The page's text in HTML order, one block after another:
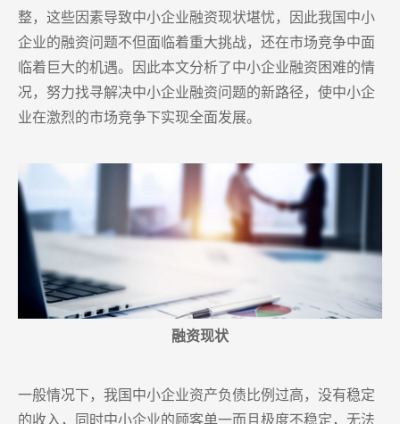
整，这些因素导致中小企业融资现状堪忧，因此我国中小
企业的融资问题不但面临着重大挑战，还在市场竞争中面
临着巨大的机遇。因此本文分析了中小企业融资困难的情
况，努力找寻解决中小企业融资问题的新路径，使中小企
业在激烈的市场竞争下实现全面发展。
融资现状
一般情况下，我国中小企业资产负债比例过高，没有稳定
的收入，同时中小企业的顾客单一而且极度不稳定，无法